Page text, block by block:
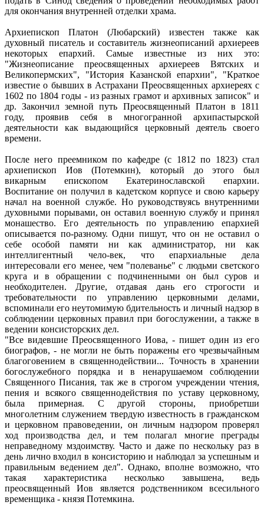
для окончания внутренней отделки храма.
Архиепископ Платон (Любарский) известен также как
духовный писатель и составитель жизнеописаний архиереев
некоторых епархий. Самые известные из них это:
"Жизнеописание преосвященных архиереев Вятских и
Великопермских", "История Казанской епархии", "Краткое
известие о бывших в Астрахани Преосвященных архиереях с
1602 по 1804 годы - из разных грамот и архивных записок" и
др. Закончил земной путь Преосвященный Платон в 1811
году, проявив себя в многогранной архипастырской
деятельности как выдающийся церковный деятель своего
времени.
После него преемником по кафедре (с 1812 по 1823) стал
архиепископ Иов (Потемкин), который до этого был
викарным епископом Екатеринославской епархии.
Воспитание он получил в кадетском корпусе и свою карьеру
начал на военной службе. Но руководствуясь внутренними
духовными порывами, он оставил военную службу и принял
монашество. Его деятельность по управлению епархией
описывается по-разному. Одни пишут, что он не оставил о
себе особой памяти ни как администратор, ни как
интеллигентный чело-век, что епархиальные дела
интересовали его менее, чем "полеванье" с людьми светского
круга и в обращении с подчиненными он был суров и
необходителен. Другие, отдавая дань его строгости и
требовательности по управлению церковными делами,
вспоминали его неутомимую бдительность и личный надзор в
соблюдении церковных правил при богослужении, а также в
ведении консисторских дел.
"Все видевшие Преосвященного Иова, - пишет один из его
биографов, - не могли не быть поражены его чрезвычайным
благоговением в священнодействии... Точность в хранении
богослужебного порядка и в ненарушаемом соблюдении
Священного Писания, так же в строгом учреждении чтения,
пения и всякого священнодействия по уставу церковному,
была примерная. С другой стороны, приобретши
многолетним служением твердую известность в гражданском
и церковном правоведении, он личным надзором проверял
ход производства дел, и тем полагал многие преграды
неправедному мздоимству. Часто и даже по нескольку раз в
день лично входил в консисторию и наблюдал за успешным и
правильным ведением дел". Однако, вполне возможно, что
такая характеристика несколько завышена, ведь
преосвященный Иов является родственником всесильного
временщика - князя Потемкина.